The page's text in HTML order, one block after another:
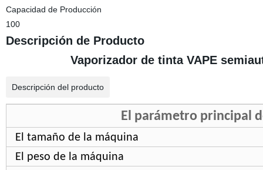
Capacidad de Producción
100
Descripción de Producto
Vaporizador de tinta VAPE
Descripción del producto
El parámetro principal
El tamaño de la máquina
El peso de la máquina